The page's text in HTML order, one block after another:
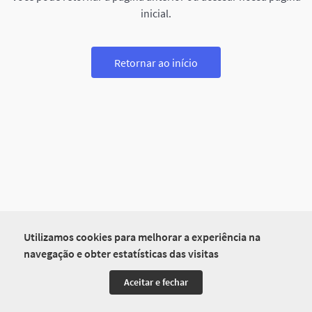
Utilizamos cookies para melhorar a experiência na
navegação e obter estatísticas das visitas
Aceitar e fechar
inicial.
Retornar ao início